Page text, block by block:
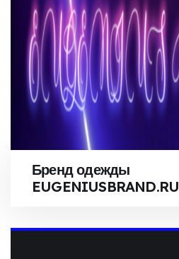
Бренд одежды
EUGENIUSBRAND.RU